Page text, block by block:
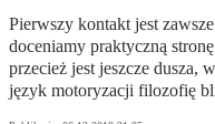
Pierwszy kontakt jest
doceniamy praktyczną
przecież jest jeszcze dusza,
język motoryzacji filozofię